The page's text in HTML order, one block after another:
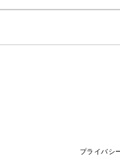
プライバシ